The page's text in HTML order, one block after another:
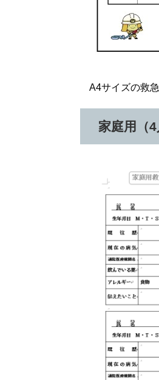
A4サイズの救急
家庭用（4